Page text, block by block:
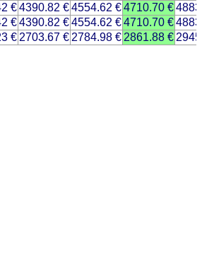
€4390.82 €4554.62 €4710.70 €
€4390.82 €4554.62 €4710.70 €
€ 2703.67 € 2784.98 € 2861.88 €